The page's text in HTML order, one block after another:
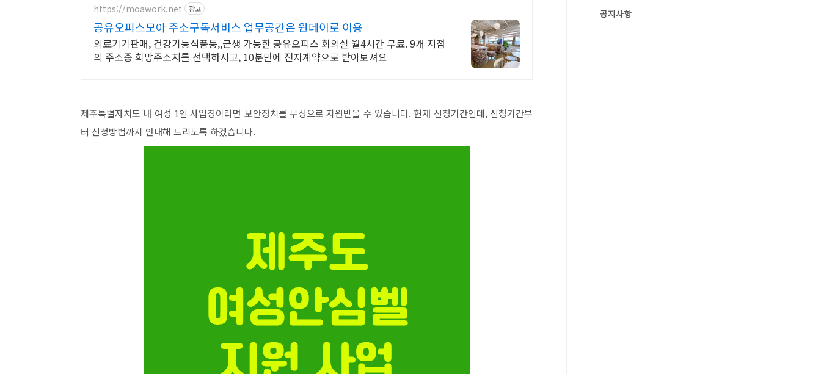
https://moawork.net 광고
공유오피스모아 주소구독서비스 업무공간은 원데이로 이용
의료기기판매, 건강기능식품등,,근생 가능한 공유오피스 회의실 월4시간 무료. 9개 지점
의 주소중 희망주소지를 선택하시고, 10분만에 전자계약으로 받아보셔요
제주특별자치도 내 여성 1인 사업장이라면 보안장치를 무상으로 지원받을 수 있습니다. 현재 신청기간인데, 신청기간부
터 신청방법까지 안내해 드리도록 하겠습니다.
공지사항